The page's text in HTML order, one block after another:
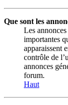
Que sont les
Les
importantes
apparaissent
contrôle de
annonces
forum.
Haut